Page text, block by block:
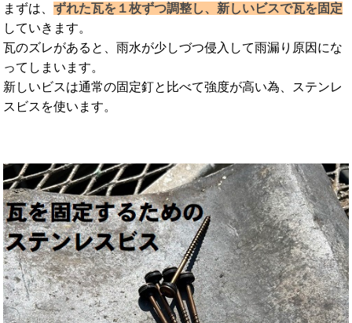
まずは、ずれた瓦を１枚ずつ調整し、新しいビスで瓦を固定
していきます。
瓦のズレがあると、雨水が少しづつ侵入して雨漏り原因にな
ってしまいます。
新しいビスは通常の固定釘と比べて強度が高い為、ステンレ
スビスを使います。